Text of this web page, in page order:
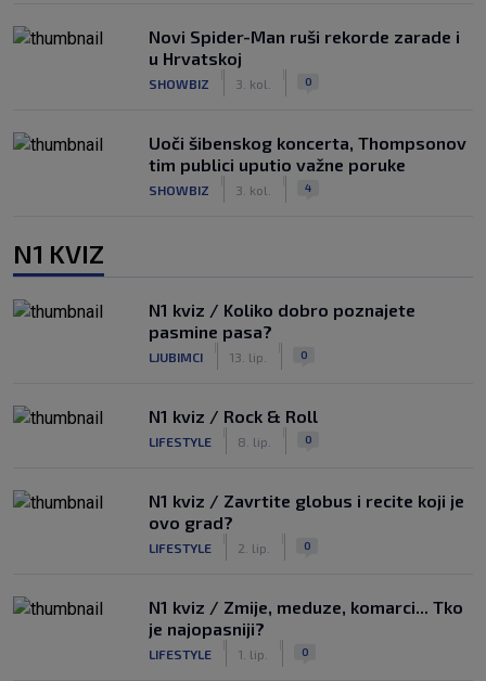
Novi Spider-Man ruši rekorde zarade i
u Hrvatskoj
SHOWBIZ 3. kol. 0
Uoči šibenskog koncerta, Thompsonov
tim publici uputio važne poruke
SHOWBIZ 3. kol. 4
N1 KVIZ
N1 kviz / Koliko dobro poznajete
pasmine pasa?
LJUBIMCI 13. lip. 0
N1 kviz / Rock & Roll
LIFESTYLE 8. lip. 0
N1 kviz / Zavrtite globus i recite koji je
ovo grad?
LIFESTYLE 2. lip. 0
N1 kviz / Zmije, meduze, komarci... Tko
je najopasniji?
LIFESTYLE 1. lip. 0